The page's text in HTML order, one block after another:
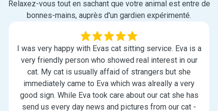
Relaxez-vous tout en sachant que votre animal est entre de
bonnes-mains, auprès d'un gardien expérimenté.
I was very happy with Evas cat sitting service. Eva is a
very friendly person who showed real interest in our
cat. My cat is usually affaid of strangers but she
immediately came to Eva which was alreally a very
good sign. While Eva took care about our cat she has
send us every day news and pictures from our cat -